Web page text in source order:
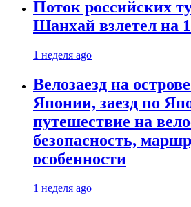
Поток российских
Шанхай взлетел на
1 неделя ago
Велозаезд на
Японии, заезд по
путешествие на
безопасность,
особенности
1 неделя ago